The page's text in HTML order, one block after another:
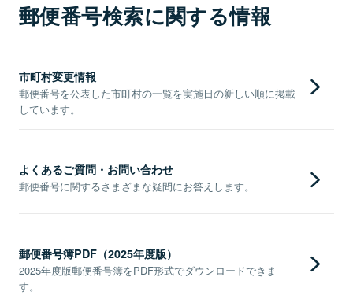
郵便番号検索に関する情報
市町村変更情報
郵便番号を公表した市町村の一覧を実施日の新しい順に掲載
しています。
よくあるご質問・お問い合わせ
郵便番号に関するさまざまな疑問にお答えします。
郵便番号簿PDF（2025年度版）
2025年度版郵便番号簿をPDF形式でダウンロードできま
す。